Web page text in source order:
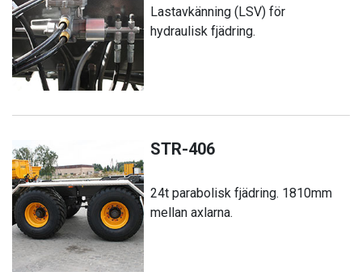
Lastavkänning (LSV) för
hydraulisk fjädring.
STR-406
24t parabolisk fjädring. 1810mm
mellan axlarna.